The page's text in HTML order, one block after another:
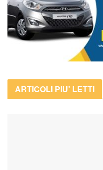
ARTICOLI PIU' LETTI